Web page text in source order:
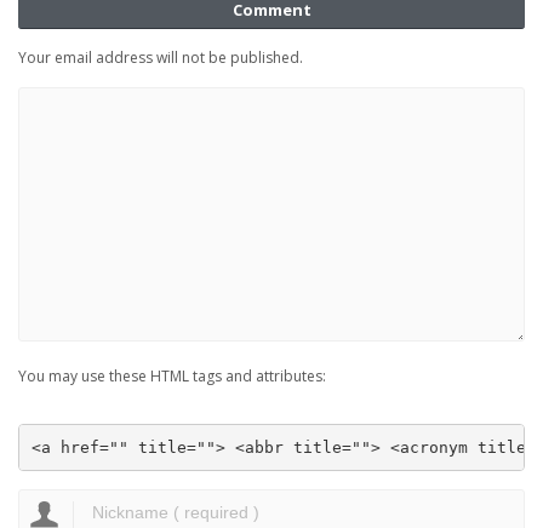
Comment
Your email address will not be published.
You may use these HTML tags and attributes:
<a href="" title=""> <abbr title=""> <acronym